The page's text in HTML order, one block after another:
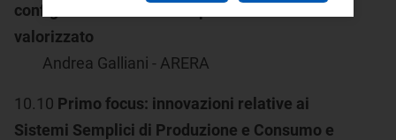
configurazioni in cui esso può essere
valorizzato
Andrea Galliani - ARERA
10.10 Primo focus: innovazioni relative ai
Sistemi Semplici di Produzione e Consumo e